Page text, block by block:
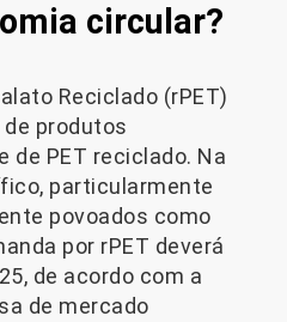
circular?
Reciclado (rPET)
produtos
de PET reciclado. Na
particularmente
povoados como
por rPET deverá
de acordo com a
de mercado